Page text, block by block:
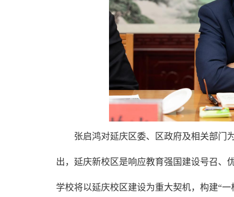
张启鸿对延庆区委、区政府及相关部门
出，延庆新校区是响应教育强国建设号召、
学校将以延庆校区建设为重大契机，构建“